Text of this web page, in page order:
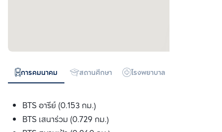
การคมนาคม สถานศึกษา โรงพยาบาล
BTS อารีย์ (0.153 กม.)
BTS เสนาร่วม (0.729 กม.)